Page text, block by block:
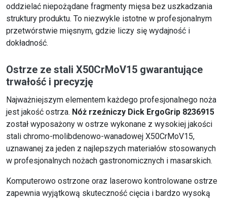
oddzielać niepożądane fragmenty mięsa bez uszkadzania
struktury produktu. To niezwykle istotne w profesjonalnym
przetwórstwie mięsnym, gdzie liczy się wydajność i
dokładność.
Ostrze ze stali X50CrMoV15 gwarantujące
trwałość i precyzję
Najważniejszym elementem każdego profesjonalnego noża
jest jakość ostrza. Nóż rzeźniczy Dick ErgoGrip 8236915
został wyposażony w ostrze wykonane z wysokiej jakości
stali chromo-molibdenowo-wanadowej X50CrMoV15,
uznawanej za jeden z najlepszych materiałów stosowanych
w profesjonalnych nożach gastronomicznych i masarskich.
Komputerowo ostrzone oraz laserowo kontrolowane ostrze
zapewnia wyjątkową skuteczność cięcia i bardzo wysoką